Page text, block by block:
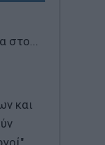
στο...
και